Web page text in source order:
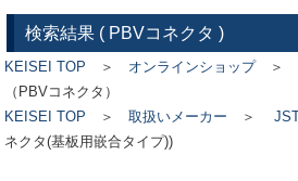
検索結果 ( PBVコネクタ )
KEISEI TOP ＞ オンラインショップ＞
（PBVコネクタ）
KEISEI TOP ＞取扱いメーカー ＞
ネクタ(基板用嵌合タイプ))